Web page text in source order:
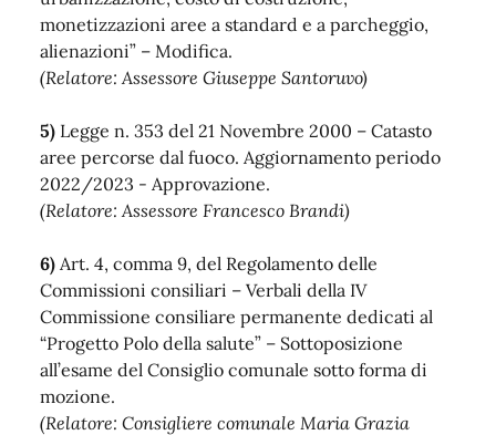
monetizzazioni aree a standard e a parcheggio,
alienazioni” – Modifica.
(Relatore: Assessore Giuseppe Santoruvo)
5) Legge n. 353 del 21 Novembre 2000 – Catasto
aree percorse dal fuoco. Aggiornamento periodo
2022/2023 - Approvazione.
(Relatore: Assessore Francesco Brandi)
6) Art. 4, comma 9, del Regolamento delle
Commissioni consiliari – Verbali della IV
Commissione consiliare permanente dedicati al
“Progetto Polo della salute” – Sottoposizione
all’esame del Consiglio comunale sotto forma di
mozione.
(Relatore: Consigliere comunale Maria Grazia